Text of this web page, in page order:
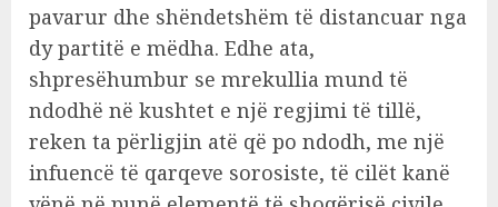
pavarur dhe shëndetshëm të distancuar nga
dy partitë e mëdha. Edhe ata,
shpresëhumbur se mrekullia mund të
ndodhë në kushtet e një regjimi të tillë,
reken ta përligjin atë që po ndodh, me një
infuencë të qarqeve sorosiste, të cilët kanë